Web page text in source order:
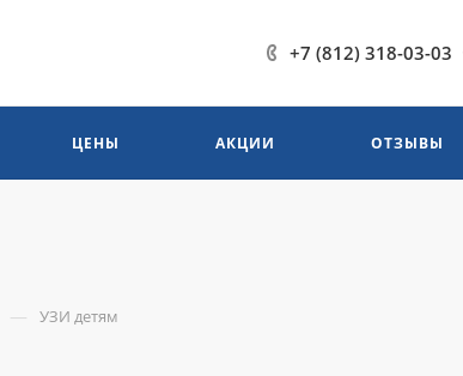
+7 (812) 318-03-03
ЦЕНЫ АКЦИИ ОТЗЫВЫ
— УЗИ детям